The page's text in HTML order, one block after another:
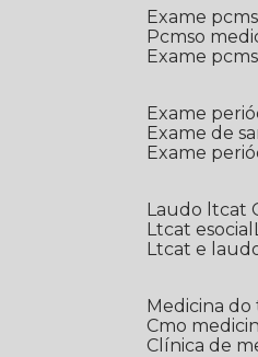
Exame
Pcmso
Exame
Exame
Exame de
Exame
Laudo ltcat
Ltcat esocial
Ltcat e
Medicina
Cmo
Clínica de